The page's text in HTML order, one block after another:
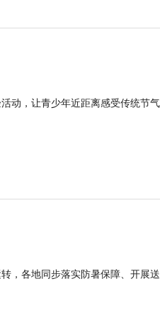
动，让青少年近距离感受传统节
，各地同步落实防暑保障、开展